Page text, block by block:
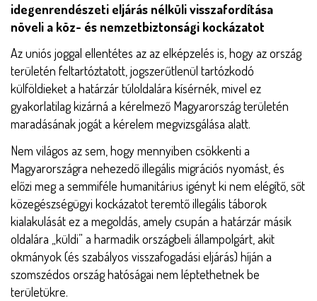
idegenrendészeti eljárás nélküli visszafordítása
növeli a köz- és nemzetbiztonsági kockázatot
Az uniós joggal ellentétes az az elképzelés is, hogy az ország
területén feltartóztatott, jogszerűtlenül tartózkodó
külföldieket a határzár túloldalára kísérnék, mivel ez
gyakorlatilag kizárná a kérelmező Magyarország területén
maradásának jogát a kérelem megvizsgálása alatt.
Nem világos az sem, hogy mennyiben csökkenti a
Magyarországra nehezedő illegális migrációs nyomást, és
előzi meg a semmiféle humanitárius igényt ki nem elégítő, sőt
közegészségügyi kockázatot teremtő illegális táborok
kialakulását ez a megoldás, amely csupán a határzár másik
oldalára „küldi” a harmadik országbeli állampolgárt, akit
okmányok (és szabályos visszafogadási eljárás) híján a
szomszédos ország hatóságai nem léptethetnek be
területükre.